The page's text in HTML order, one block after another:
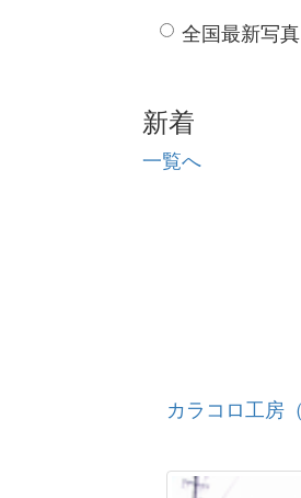
全国最新写
新着
一覧へ
カラコロ工房